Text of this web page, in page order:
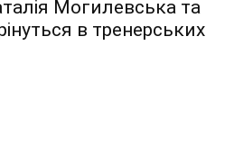
Могилевська та
в тренерських